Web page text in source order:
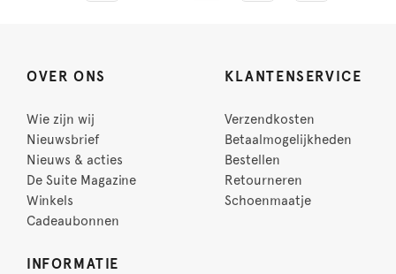
OVER ONS
Wie zijn wij
Nieuwsbrief
Nieuws & acties
De Suite Magazine
Winkels
Cadeaubonnen
KLANTENSERVICE
Verzendkosten
Betaalmogelijkheden
Bestellen
Retourneren
Schoenmaatje
INFORMATIE